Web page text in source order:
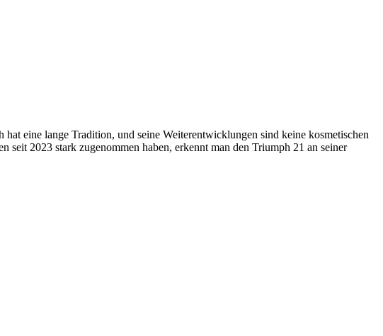
eine lange Tradition, und seine Weiterentwicklungen sind keine kosmetischen
2023 stark zugenommen haben, erkennt man den Triumph 21 an seiner